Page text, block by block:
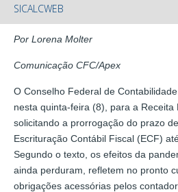
SICALCWEB
Por Lorena Molter
Comunicação CFC/Apex
O Conselho Federal de
nesta quinta-feira (8), para a Receita
solicitando a prorrogação do prazo
Escrituração Contábil Fiscal (ECF)
Segundo o texto, os efeitos da
ainda perduram, refletem no pronto
obrigações acessórias pelos